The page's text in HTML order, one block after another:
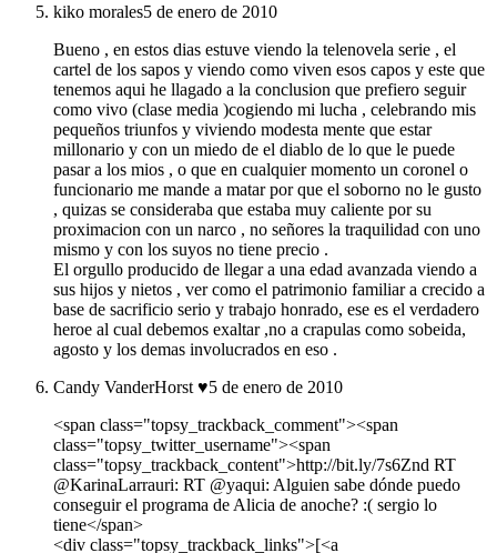
kiko morales5 de enero de 2010
Bueno , en estos dias estuve viendo la telenovela serie , el
cartel de los sapos y viendo como viven esos capos y este que
tenemos aqui he llagado a la conclusion que prefiero seguir
como vivo (clase media )cogiendo mi lucha , celebrando mis
pequeños triunfos y viviendo modesta mente que estar
millonario y con un miedo de el diablo de lo que le puede
pasar a los mios , o que en cualquier momento un coronel o
funcionario me mande a matar por que el soborno no le gusto
, quizas se consideraba que estaba muy caliente por su
proximacion con un narco , no señores la traquilidad con uno
mismo y con los suyos no tiene precio .
El orgullo producido de llegar a una edad avanzada viendo a
sus hijos y nietos , ver como el patrimonio familiar a crecido a
base de sacrificio serio y trabajo honrado, ese es el verdadero
heroe al cual debemos exaltar ,no a crapulas como sobeida,
agosto y los demas involucrados en eso .
Candy VanderHorst ♥5 de enero de 2010
<span class="topsy_trackback_comment"><span
class="topsy_twitter_username"><span
class="topsy_trackback_content">http://bit.ly/7s6Znd RT
@KarinaLarrauri: RT @yaqui: Alguien sabe dónde puedo
conseguir el programa de Alicia de anoche? :( sergio lo
tiene</span>
<div class="topsy_trackback_links">[<a